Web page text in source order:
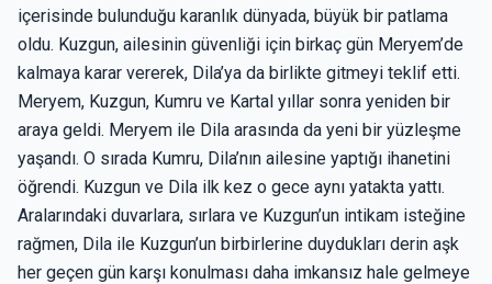
içerisinde bulunduğu karanlık dünyada, büyük bir patlama
oldu. Kuzgun, ailesinin güvenliği için birkaç gün Meryem’de
kalmaya karar vererek, Dila’ya da birlikte gitmeyi teklif etti.
Meryem, Kuzgun, Kumru ve Kartal yıllar sonra yeniden bir
araya geldi. Meryem ile Dila arasında da yeni bir yüzleşme
yaşandı. O sırada Kumru, Dila’nın ailesine yaptığı ihanetini
öğrendi. Kuzgun ve Dila ilk kez o gece aynı yatakta yattı.
Aralarındaki duvarlara, sırlara ve Kuzgun’un intikam isteğine
rağmen, Dila ile Kuzgun’un birbirlerine duydukları derin aşk
her geçen gün karşı konulması daha imkansız hale gelmeye